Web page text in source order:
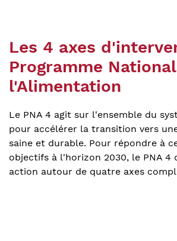
Les 4 axes
Programme
l'Alimentation
Le PNA 4 agit sur l'ensemble du
pour accélérer la transition vers
saine et durable. Pour répondre à
objectifs à l'horizon 2030, le PNA 4
action autour de quatre axes